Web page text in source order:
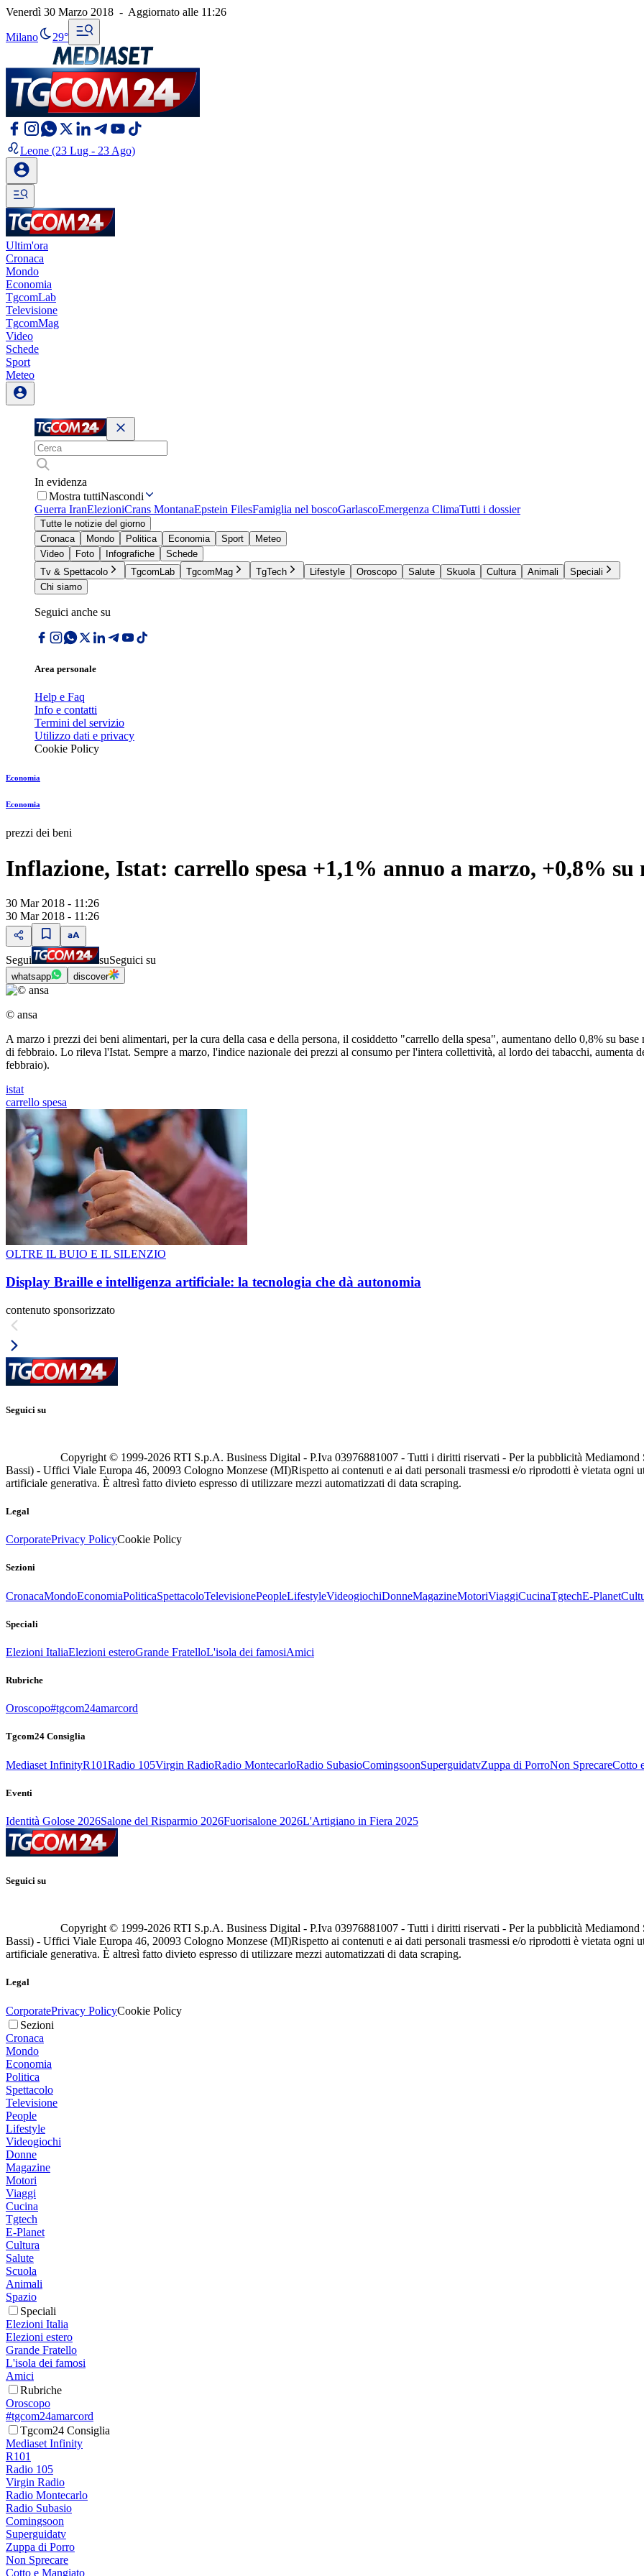
Venerdì 30 Marzo 2018 - Aggiornato alle 11:26
Milano 29°
Leone (23 Lug - 23 Ago)
Ultim'ora
Cronaca
Mondo
Economia
TgcomLab
Televisione
TgcomMag
Video
Schede
Sport
Meteo
In evidenza
Mostra tuttiNascondi
Guerra IranElezioniCrans MontanaEpstein FilesFamiglia nel boscoGarlascoEmergenza ClimaTutti i dossier
Tutte le notizie del giorno
Cronaca
Mondo Politica Economia Sport
Meteo
Video
Foto Infografiche
Schede
Tv & Spettacolo
TgcomLab TgcomMag TgTech Lifestyle Oroscopo Salute Skuola Cultura Animali
Speciali
Chi siamo
Seguici anche su
Area personale
Help e Faq
Info e contatti
Termini del servizio
Utilizzo dati e privacy
Cookie Policy
Economia
Economia
prezzi dei beni
Inflazione, Istat: carrello spesa +1,1% annuo a marzo, +0,8% su
30 Mar 2018 - 11:26
30 Mar 2018 - 11:26
Segui suSeguici su
whatsapp discover
© ansa
A marzo i prezzi dei beni alimentari, per la cura della casa e della persona, il cosiddetto "carrello della spesa", aumentano dello 0,8% su
di febbraio. Lo rileva l'Istat. Sempre a marzo, l'indice nazionale dei prezzi al consumo per l'intera collettività, al lordo dei tabacchi, aumenta
febbraio).
istat
carrello spesa
OLTRE IL BUIO E IL SILENZIO
Display Braille e intelligenza artificiale: la tecnologia che dà autonomia
contenuto sponsorizzato
Seguici su
Copyright © 1999-2026 RTI S.p.A. Business Digital - P.Iva 03976881007 - Tutti i diritti riservati - Per la pubblicità
Bassi) - Uffici Viale Europa 46, 20093 Cologno Monzese (MI)Rispetto ai contenuti e ai dati personali trasmessi e/o riprodotti è vietata ogni
artificiale generativa. È altresì fatto divieto espresso di utilizzare mezzi automatizzati di data scraping.
Legal
CorporatePrivacy PolicyCookie Policy
Sezioni
CronacaMondoEconomiaPoliticaSpettacoloTelevisionePeopleLifestyleVideogiochiDonneMagazineMotoriViaggiCucinaTgtechE-Planet
Speciali
Elezioni ItaliaElezioni esteroGrande FratelloL'isola dei famosiAmici
Rubriche
Oroscopo#tgcom24amarcord
Tgcom24 Consiglia
Mediaset InfinityR101Radio 105Virgin RadioRadio MontecarloRadio SubasioComingsoonSuperguidatvZuppa di PorroNon SprecareCotto
Eventi
Identità Golose 2026Salone del Risparmio 2026Fuorisalone 2026L'Artigiano in Fiera 2025
Seguici su
Copyright © 1999-2026 RTI S.p.A. Business Digital - P.Iva 03976881007 - Tutti i diritti riservati - Per la pubblicità
Bassi) - Uffici Viale Europa 46, 20093 Cologno Monzese (MI)Rispetto ai contenuti e ai dati personali trasmessi e/o riprodotti è vietata ogni
artificiale generativa. È altresì fatto divieto espresso di utilizzare mezzi automatizzati di data scraping.
Legal
CorporatePrivacy PolicyCookie Policy
Sezioni
Cronaca
Mondo
Economia
Politica
Spettacolo
Televisione
People
Lifestyle
Videogiochi
Donne
Magazine
Motori
Viaggi
Cucina
Tgtech
E-Planet
Cultura
Salute
Scuola
Animali
Spazio
Speciali
Elezioni Italia
Elezioni estero
Grande Fratello
L'isola dei famosi
Amici
Rubriche
Oroscopo
#tgcom24amarcord
Tgcom24 Consiglia
Mediaset Infinity
R101
Radio 105
Virgin Radio
Radio Montecarlo
Radio Subasio
Comingsoon
Superguidatv
Zuppa di Porro
Non Sprecare
Cotto e Mangiato